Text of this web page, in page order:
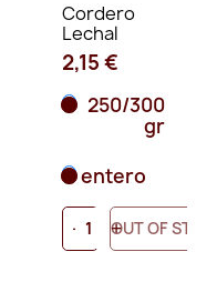
Cordero
Lechal
2,15 €
250/300
gr
entero
- +
OUT OF STOCK